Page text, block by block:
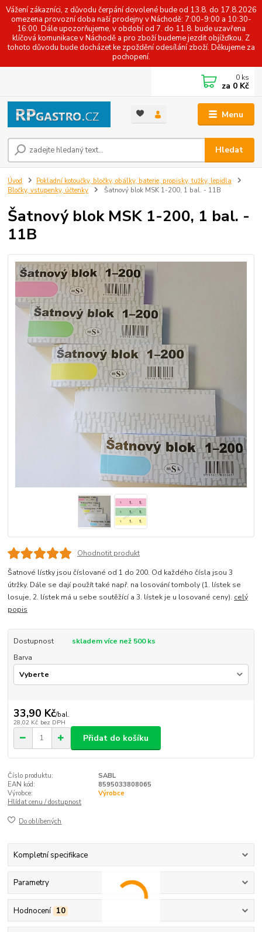
Vážení zákazníci, z důvodu čerpání dovolené bude od 13.8. do 17.8.2026
omezena provozní doba naší prodejny v Náchodě: 7:00-9:00 a 10:30-
16:00. Dále upozorňujeme, v období od 7. do 11.8. bude uzavřena
klíčová komunikace v Náchodě a pro zboží budeme jezdit objížďkou. Z
tohoto důvodu bude docházet ke zpoždění odesílání zboží. Děkujeme za
pochopení.
Menu
Hledat
0 ks
za 0 Kč
Úvod
Pokladní kotoučky, bločky, obálky, baterie, propisky, tužky, lepidla
Bločky, vstupenky, účtenky
Šatnový blok MSK 1-200, 1 bal. - 11B
Šatnový blok MSK 1-200, 1 bal. -
11B
Ohodnotit produkt
Šatnové lístky jsou číslované od 1 do 200. Od každého čísla jsou 3
útržky. Dále se dají použít také např. na losování tomboly (1. lístek se
losuje, 2. lístek má u sebe soutěžící a 3. lístek je u losované ceny). celý
popis
Dostupnost
skladem více než 500 ks
Barva
33,90 Kč/bal.
28,02 Kč bez DPH
Přidat do košíku
Číslo produktu:
SABL
EAN kód:
8595033808065
Výrobce:
Výrobce
Hlídat cenu / dostupnost
Do oblíbených
Kompletní specifikace
Parametry
Hodnocení 10